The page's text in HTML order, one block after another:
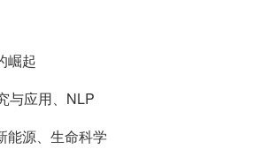
崛起
与应用、NLP
能源、生命科学